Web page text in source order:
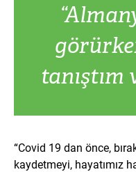
tanıştım
“Covid 19 dan önce,
kaydetmeyi, hayatımız